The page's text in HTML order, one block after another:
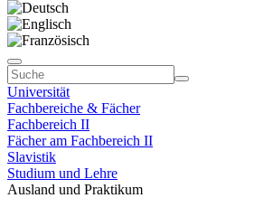
Universität
Fachbereiche & Fächer
Fachbereich II
Fächer am Fachbereich II
Slavistik
Studium und Lehre
Ausland und Praktikum